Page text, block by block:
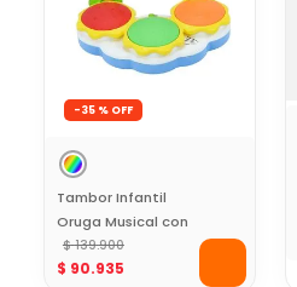
-35 %
Tambor Infantil
Oruga Musical con
Luces Baby Mine
$ 139.900
$ 90.935